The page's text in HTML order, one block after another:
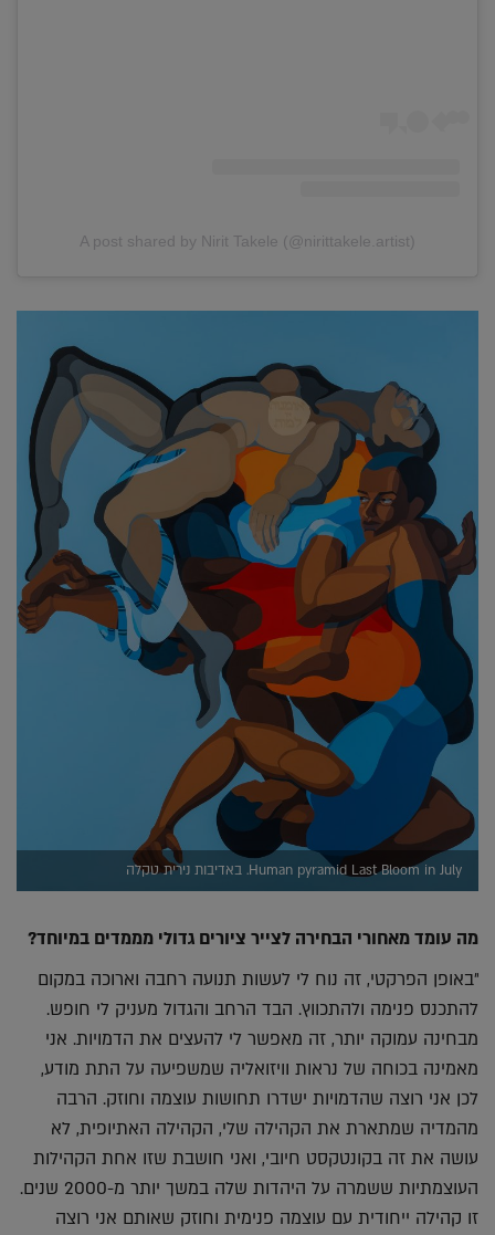
A post shared by Nirit Takele (@nirittakele.artist)
Human pyramid Last Bloom in July. באדיבות נירית טקלה
מה עומד מאחורי הבחירה לצייר ציורים גדולי מממדים במיוחד?
"באופן הפרקטי, זה נוח לי לעשות תנועה רחבה וארוכה במקום
להתכנס פנימה ולהתכווץ. הבד הרחב והגדול מעניק לי חופש.
מבחינה עמוקה יותר, זה מאפשר לי להעצים את הדמויות. אני
מאמינה בכוחה של נראות וויזואליה שמשפיעה על התת מודע,
לכן אני רוצה שהדמויות ישדרו תחושות עוצמה וחוזק. הרבה
מהמדיה שמתארת את הקהילה שלי, הקהילה האתיופית, לא
עושה את זה בקונטקסט חיובי, ואני חושבת שזו אחת הקהילות
העוצמתיות ששמרה על היהדות שלה במשך יותר מ-2000 שנים.
זו קהילה ייחודית עם עוצמה פנימית וחוזק שאותם אני רוצה